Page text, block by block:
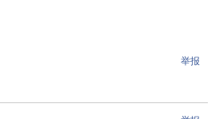
举报